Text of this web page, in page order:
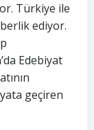
Türkiye ile
ediyor.
Edebiyat
geçiren